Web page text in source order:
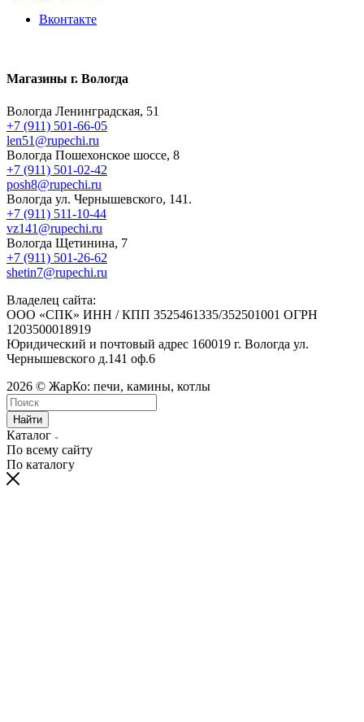
Вконтакте
Магазины г. Вологда
Вологда Ленинградская, 51
+7 (911) 501-66-05
len51@rupechi.ru
Вологда Пошехонское шоссе, 8
+7 (911) 501-02-42
posh8@rupechi.ru
Вологда ул. Чернышевского, 141.
+7 (911) 511-10-44
vz141@rupechi.ru
Вологда Щетинина, 7
+7 (911) 501-26-62
shetin7@rupechi.ru
Владелец сайта:
ООО «СПК» ИНН / КПП 3525461335/352501001 ОГРН
1203500018919
Юридический и почтовый адрес 160019 г. Вологда ул.
Чернышевского д.141 оф.6
2026 © ЖарКо: печи, камины, котлы
Найти
Каталог
По всему сайту
По каталогу